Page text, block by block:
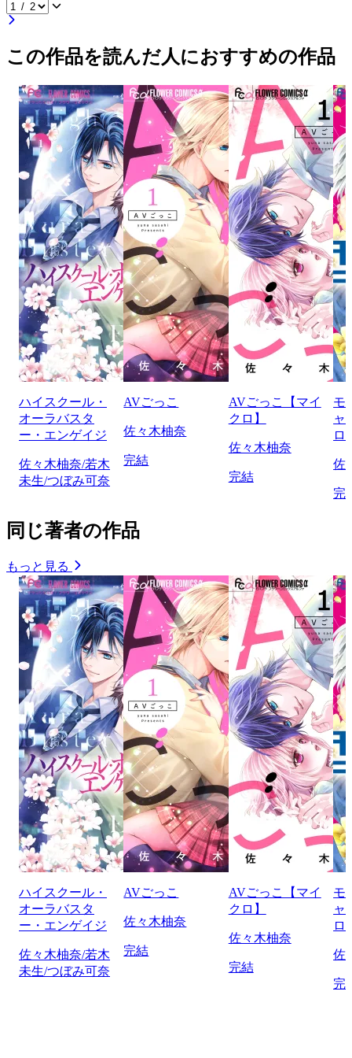
この作品を読んだ人におすすめの作品
ハイスクール・
オーラバスタ
ー・エンゲイジ
佐々木柚奈/若木
未生/つぼみ可奈
AVごっこ
佐々木柚奈
完結
AVごっこ【マイ
クロ】
佐々木柚奈
完結
モ
ャ
ロ
佐
完
同じ著者の作品
もっと見る
ハイスクール・
オーラバスタ
ー・エンゲイジ
佐々木柚奈/若木
未生/つぼみ可奈
AVごっこ
佐々木柚奈
完結
AVごっこ【マイ
クロ】
佐々木柚奈
完結
モ
ャ
ロ
佐
完